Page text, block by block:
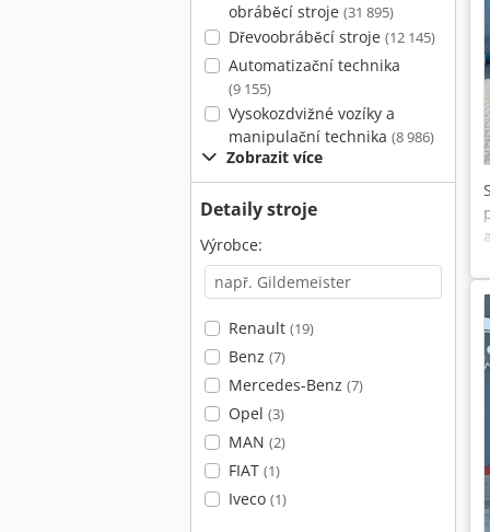
obráběcí stroje (31 895)
Dřevoobráběcí stroje (12 145)
Automatizační technika
(9 155)
Vysokozdvižné vozíky a
manipulační technika (8 986)
Zobrazit více
Detaily stroje
Výrobce:
Renault (19)
Benz (7)
Mercedes-Benz (7)
Opel (3)
MAN (2)
FIAT (1)
Iveco (1)